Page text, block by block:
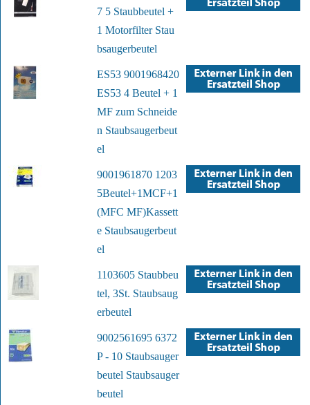
7 5 Staubbeutel +
1 Motorfilter Stau
bsaugerbeutel
ES53 9001968420
ES53 4 Beutel + 1
MF zum Schneide
n Staubsaugerbeut
el
9001961870 1203
5Beutel+1MCF+1
(MFC MF)Kassett
e Staubsaugerbeut
el
1103605 Staubbeu
tel, 3St. Staubsaug
erbeutel
9002561695 6372
P - 10 Staubsauger
beutel Staubsauger
beutel